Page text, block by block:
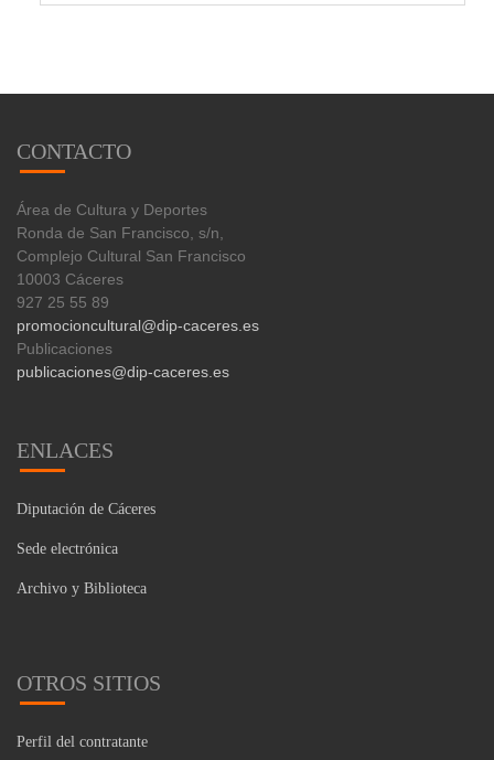
CONTACTO
Área de Cultura y Deportes
Ronda de San Francisco, s/n,
Complejo Cultural San Francisco
10003 Cáceres
927 25 55 89
promocioncultural@dip-caceres.es
Publicaciones
publicaciones@dip-caceres.es
ENLACES
Diputación de Cáceres
Sede electrónica
Archivo y Biblioteca
OTROS SITIOS
Perfil del contratante